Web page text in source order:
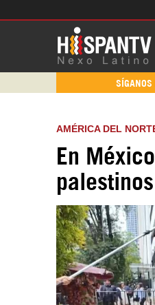
SÍGANOS
AMÉRICA DEL
En
palestinos